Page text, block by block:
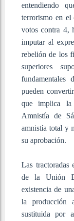
entendiendo
terrorismo en el
votos contra 4,
imputar al
rebelión de los
superiores
fundamentales
pueden
que implica la
Amnistía de
amnistía total y
su aprobación.
Las tractoradas
de la Unión
existencia de
la producción
sustituida por